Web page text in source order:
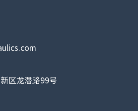
区龙潜路99号